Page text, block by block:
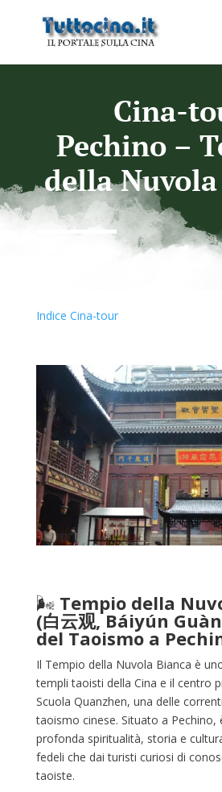
Cina-
Pechino –
della
Indice Cina-tour
🌬️ Tempio della
(白云观, Báiyún
del Taoismo a
Il Tempio della Nuvola Bianca è
templi taoisti della Cina e il centro
Scuola Quanzhen, una delle
taoismo cinese. Situato a Pechino,
profonda spiritualità, storia e
fedeli che dai turisti curiosi di
taoiste.